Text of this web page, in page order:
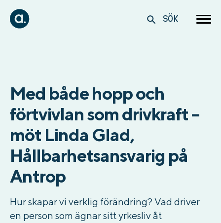
SÖK
Med både hopp och
förtvivlan som drivkraft –
möt Linda Glad,
Hållbarhetsansvarig på
Antrop
Hur skapar vi verklig förändring? Vad driver
en person som ägnar sitt yrkesliv åt